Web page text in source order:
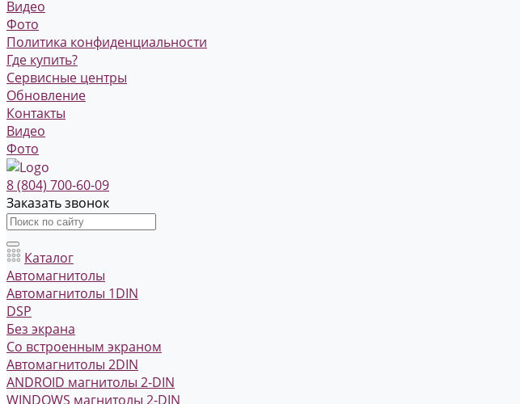
Видео
Фото
Политика конфиденциальности
Где купить?
Сервисные центры
Обновление
Контакты
Видео
Фото
8 (804) 700-60-09
Заказать звонок
Каталог
Автомагнитолы
Автомагнитолы 1DIN
DSP
Без экрана
Со встроенным экраном
Автомагнитолы 2DIN
ANDROID магнитолы 2-DIN
WINDOWS магнитолы 2-DIN